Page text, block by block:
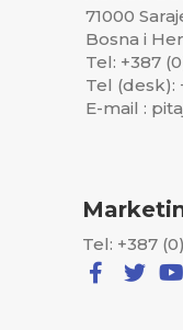
71000
Bosna i
Tel: +387
Tel (desk):
E-mail :
Tel: +387